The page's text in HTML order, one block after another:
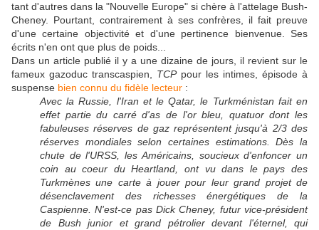
tant d'autres dans la "Nouvelle Europe" si chère à l'attelage Bush-
Cheney. Pourtant, contrairement à ses confrères, il fait preuve
d'une certaine objectivité et d'une pertinence bienvenue. Ses
écrits n'en ont que plus de poids...
Dans un article publié il y a une dizaine de jours, il revient sur le
fameux gazoduc transcaspien, TCP pour les intimes,
épisode à
suspense bien connu du fidèle lecteur :
Avec la Russie, l'Iran et le Qatar, le Turkménistan fait en
effet partie du carré d'as de l'or bleu, quatuor dont les
fabuleuses réserves de gaz représentent jusqu'à 2/3 des
réserves mondiales selon certaines estimations. Dès la
chute de l'URSS, les Américains, soucieux d'enfoncer un
coin au coeur du Heartland, ont vu dans le pays des
Turkmènes une carte à jouer pour leur grand projet de
désenclavement des richesses énergétiques de la
Caspienne. N'est-ce pas Dick Cheney, futur vice-président
de Bush junior et grand pétrolier devant l'éternel, qui